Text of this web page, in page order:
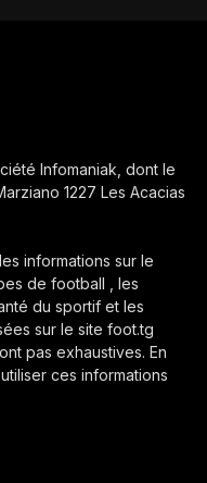
Infomaniak, dont le
1227 Les Acacias
informations sur le
de football , les
du sportif et les
sur le site foot.tg
pas exhaustives. En
ces informations